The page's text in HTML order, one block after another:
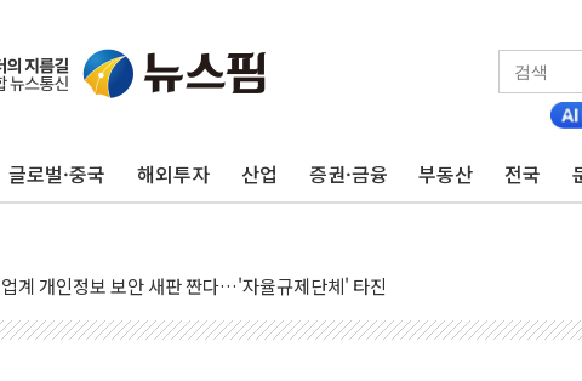
글로벌·중국 해외투자 산업 증권·금융 부동산 전국
수사권 폐지·공소청 출범…피해자들 '범죄 사각지대' 우려
, 고용 쇼크에 금리 인상 우려 후퇴…S&P500 최고치
연준 이사 해임 재추진…"26일까지 의혹 소명" 요구